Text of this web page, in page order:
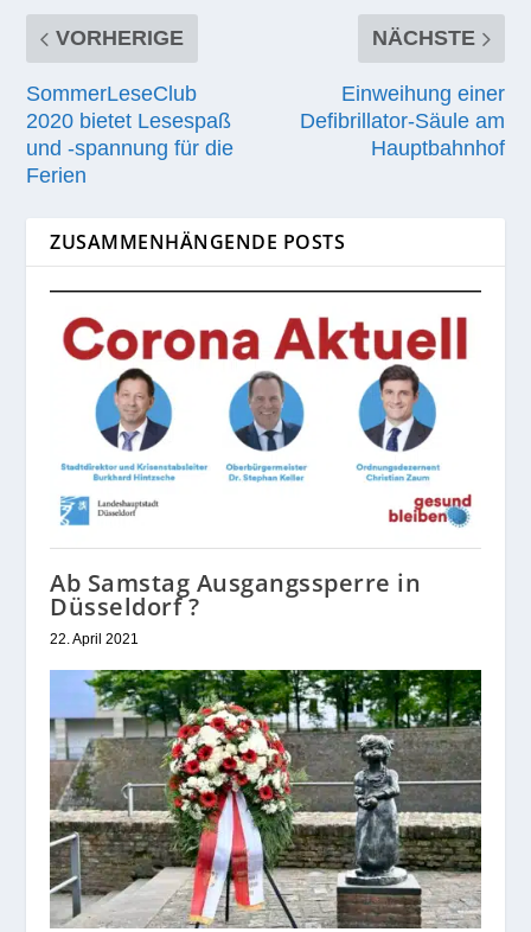
Ferien
ZUSAMMENHÄNGENDE POSTS
Ab Samstag Ausgangssperre in
Düsseldorf ?
22. April 2021
Düsseldorf gedenkt der
Deportation seiner Sinti vor 86
Jahren
20. Mai 2026